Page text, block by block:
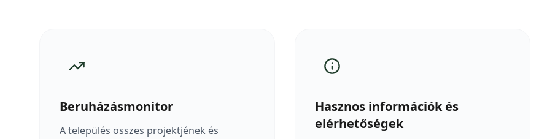
Beruházásmonitor
A település összes projektjének és
Hasznos információk és
elérhetőségek